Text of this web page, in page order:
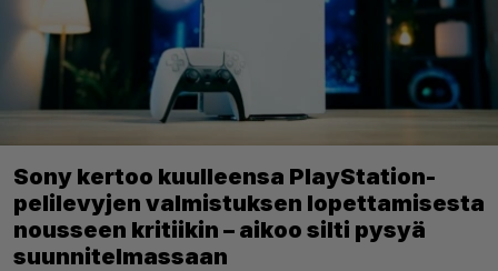
Sony kertoo kuulleensa PlayStation-
pelilevyjen valmistuksen lopettamisesta
nousseen kritiikin – aikoo silti pysyä
suunnitelmassaan